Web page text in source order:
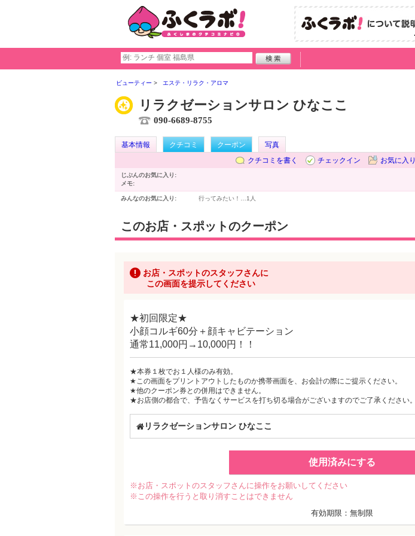
ビューティー エステ・リラク・アロマ
リラクゼーションサロン ひなここ
090-6689-8755
基本情報 クチコミ クーポン
写真
クチコミを書く
チェックイン お気に入り
じぶんのお気に入り:
メモ:
みんなのお気に入り: 行ってみたい！… 1人
このお店・スポットのクーポン
お店・スポットのスタッフさんに
この画面を提示してください
★初回限定★
小顔コルギ60分＋顔キャビテーション
通常11,000円→10,000円！！
★本券１枚でお１人様のみ有効。
★この画面をプリントアウトしたものか携帯画面を、お会計の際にご提示ください。
★他のクーポン券との併用はできません。
★お店側の都合で、予告なくサービスを打ち切る場合がございますのでご了承ください。
リラクゼーションサロン ひなここ
使用済みにする
※お店・スポットのスタッフさんに操作をお願いしてください
※この操作を行うと取り消すことはできません
有効期限：無制限